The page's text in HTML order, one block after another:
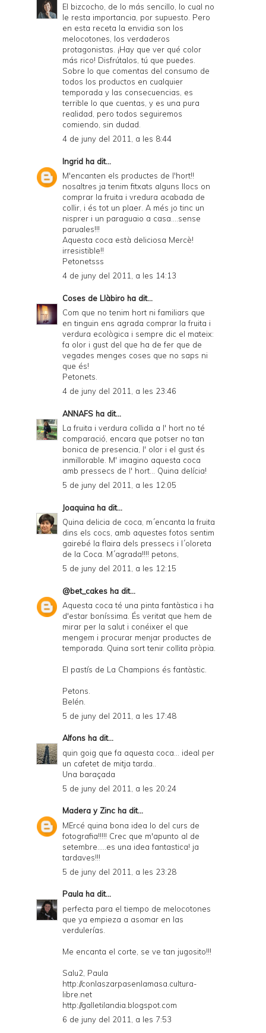
El bizcocho, de lo más sencillo, lo cual no
le resta importancia, por supuesto. Pero
en esta receta la envidia son los
melocotones, los verdaderos
protagonistas. ¡Hay que ver qué color
más rico! Disfrútalos, tú que puedes.
Sobre lo que comentas del consumo de
todos los productos en cualquier
temporada y las consecuencias, es
terrible lo que cuentas, y es una pura
realidad, pero todos seguiremos
comiendo, sin dudad.
4 de juny del 2011, a les 8:44
Ingrid ha dit...
M'encanten els productes de l'hort!!
nosaltres ja tenim fitxats alguns llocs on
comprar la fruita i vredura acabada de
collir, i és tot un plaer. A més jo tinc un
nisprer i un paraguaio a casa....sense
paruales!!!
Aquesta coca està deliciosa Mercè!
irresistible!!
Petonetsss
4 de juny del 2011, a les 14:13
Coses de Llàbiro ha dit...
Com que no tenim hort ni familiars que
en tinguin ens agrada comprar la fruita i
verdura ecològica i sempre dic el mateix:
fa olor i gust del que ha de fer que de
vegades menges coses que no saps ni
que és!
Petonets.
4 de juny del 2011, a les 23:46
ANNAFS ha dit...
La fruita i verdura collida a l' hort no té
comparació, encara que potser no tan
bonica de presencia, l' olor i el gust és
inmillorable. M' imagino aquesta coca
amb pressecs de l' hort... Quina delícia!
5 de juny del 2011, a les 12:05
Joaquina ha dit...
Quina delicia de coca, m´encanta la fruita
dins els cocs, amb aquestes fotos sentim
gairebé la flaira dels pressecs i l´oloreta
de la Coca. M´agrada!!!! petons,
5 de juny del 2011, a les 12:15
@bet_cakes ha dit...
Aquesta coca té una pinta fantàstica i ha
d'estar boníssima. És veritat que hem de
mirar per la salut i conéixer el que
mengem i procurar menjar productes de
temporada. Quina sort tenir collita pròpia.
El pastís de La Champions és fantàstic.
Petons.
Belén.
5 de juny del 2011, a les 17:48
Alfons ha dit...
quin goig que fa aquesta coca... ideal per
un cafetet de mitja tarda..
Una baraçada
5 de juny del 2011, a les 20:24
Madera y Zinc ha dit...
MErcé quina bona idea lo del curs de
fotografia!!!!! Crec que m'apunto al de
setembre.....es una idea fantastica! ja
tardaves!!!
5 de juny del 2011, a les 23:28
Paula ha dit...
perfecta para el tiempo de melocotones
que ya empieza a asomar en las
verdulerías.
Me encanta el corte, se ve tan jugosito!!!
Salu2, Paula
http://conlaszarpasenlamasa.cultura-
libre.net
http://galletilandia.blogspot.com
6 de juny del 2011, a les 7:53